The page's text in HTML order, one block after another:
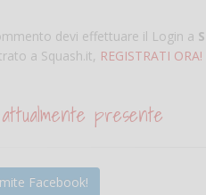
devi effettuare il Login a
a Squash.it, REGISTRATI ORA!
presente
Facebook!